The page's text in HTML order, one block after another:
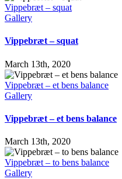
Vippebræt – squat
Gallery
Vippebræt – squat
March 13th, 2020
Vippebræt – et bens balance
Gallery
Vippebræt – et bens balance
March 13th, 2020
Vippebræt – to bens balance
Gallery